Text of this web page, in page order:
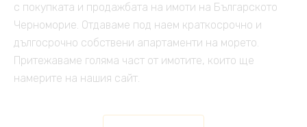
с покупката и продажбата на имоти на Българското
Черноморие. Отдаваме под наем краткосрочно и
дългосрочно собствени апартаменти на морето.
Притежаваме голяма част от имотите, които ще
намерите на нашия сайт.